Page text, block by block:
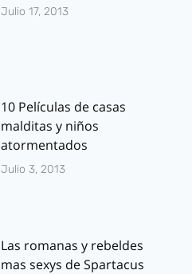
Julio 17, 2013
10 Películas de casas
malditas y niños
atormentados
Julio 3, 2013
Las romanas y rebeldes
mas sexys de Spartacus